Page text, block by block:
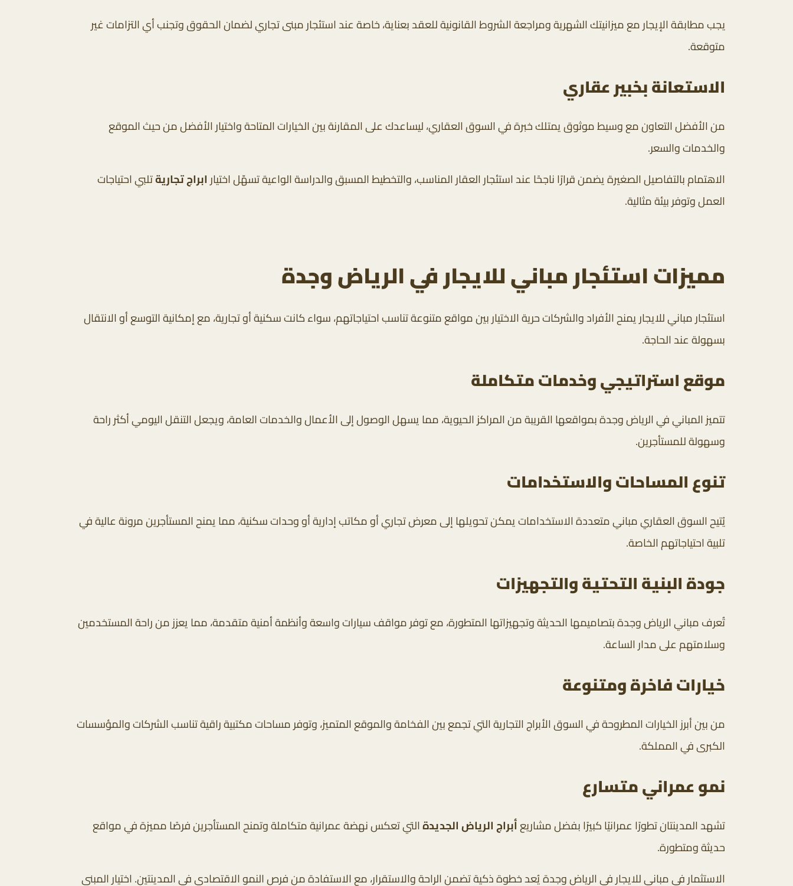
يجب مطابقة الإيجار مع ميزانيتك الشهرية ومراجعة الشروط القانونية للعقد بعناية، خاصة عند استئجار مبنى تجاري لضمان الحقوق وتجنب أي التزامات غير
متوقعة.
الاستعانة بخبير عقاري
من الأفضل التعاون مع وسيط موثوق يمتلك خبرة في السوق العقاري، ليساعدك على المقارنة بين الخيارات المتاحة واختيار الأفضل من حيث الموقع
والخدمات والسعر.
الاهتمام بالتفاصيل الصغيرة يضمن قرارًا ناجحًا عند استئجار العقار المناسب، والتخطيط المسبق والدراسة الواعية تسهّل اختيارابراج تجاريةتلبي احتياجات
العمل وتوفر بيئة مثالية.
مميزات استئجار مباني للايجار في الرياض وجدة
استئجار مباني للايجار يمنح الأفراد والشركات حرية الاختيار بين مواقع متنوعة تناسب احتياجاتهم، سواء كانت سكنية أو تجارية، مع إمكانية التوسع أو الانتقال
بسهولة عند الحاجة.
موقع استراتيجي وخدمات متكاملة
تتميز المباني في الرياض وجدة بمواقعها القريبة من المراكز الحيوية، مما يسهل الوصول إلى الأعمال والخدمات العامة، ويجعل التنقل اليومي أكثر راحة
وسهولة للمستأجرين.
تنوع المساحات والاستخدامات
يُتيح السوق العقاري مباني متعددة الاستخدامات يمكن تحويلها إلى معرض تجاري أو مكاتب إدارية أو وحدات سكنية، مما يمنح المستأجرين مرونة عالية في
تلبية احتياجاتهم الخاصة.
جودة البنية التحتية والتجهيزات
تُعرف مباني الرياض وجدة بتصاميمها الحديثة وتجهيزاتها المتطورة، مع توفر مواقف سيارات واسعة وأنظمة أمنية متقدمة، مما يعزز من راحة المستخدمين
وسلامتهم على مدار الساعة.
خيارات فاخرة ومتنوعة
من بين أبرز الخيارات المطروحة في السوق الأبراج التجارية التي تجمع بين الفخامة والموقع المتميز، وتوفر مساحات مكتبية راقية تناسب الشركات والمؤسسات
الكبرى في المملكة.
نمو عمراني متسارع
تشهد المدينتان تطورًا عمرانيًا كبيرًا بفضل مشاريعأبراج الرياض الجديدةالتي تعكس نهضة عمرانية متكاملة وتمنح المستأجرين فرصًا مميزة في مواقع
حديثة ومتطورة.
الاستثمار في مباني للايجار في الرياض وجدة يُعد خطوة ذكية تضمن الراحة والاستقرار، مع الاستفادة من فرص النمو الاقتصادي في المدينتين. اختيار المبنى